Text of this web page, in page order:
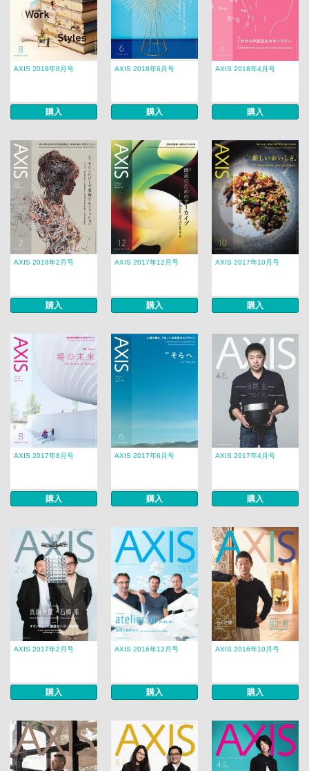
AXIS 2018年8月号
購入
AXIS 2018年6月号
購入
AXIS 2018年4月号
購入
AXIS 2018年2月号
購入
AXIS 2017年12月号
購入
AXIS 2017年10月号
購入
AXIS 2017年8月号
購入
AXIS 2017年6月号
購入
AXIS 2017年4月号
購入
AXIS 2017年2月号
購入
AXIS 2016年12月号
購入
AXIS 2016年10月号
購入